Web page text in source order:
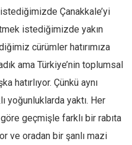
Çanakkale’yi
istediğimizde yakın
cürümler hatırımıza
ama Türkiye’nin toplumsal
hatırlıyor. Çünkü aynı
yoğunluklarda yaktı. Her
geçmişle farklı bir rabıta
ve oradan bir şanlı mazi